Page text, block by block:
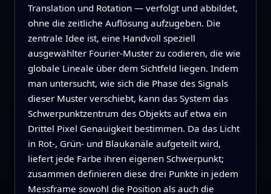
Translation und Rotation — verfolgt und abbildet,
ohne die zeitliche Auflösung aufzugeben. Die
zentrale Idee ist, eine Handvoll speziell
ausgewählter Fourier‑Muster zu codieren, die wie
globale Lineale über dem Sichtfeld liegen. Indem
man untersucht, wie sich die Phase des Signals
dieser Muster verschiebt, kann das System das
Schwerpunktzentrum des Objekts auf etwa ein
Drittel Pixel Genauigkeit bestimmen. Da das Licht
in Rot‑, Grün‑ und Blaukanäle aufgeteilt wird,
liefert jede Farbe ihren eigenen Schwerpunkt;
zusammen definieren diese drei Punkte in jedem
Messframe sowohl die Position als auch die